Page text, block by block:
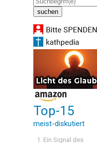
Top-15
meist-diskutiert
Ein Signal des